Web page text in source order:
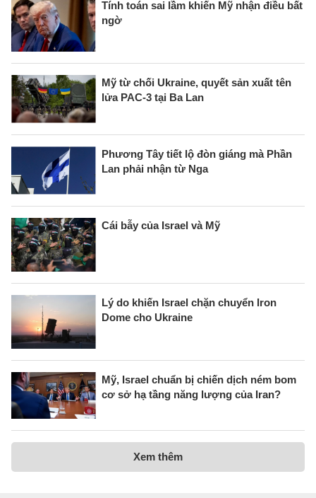
Tính toán sai lầm khiến Mỹ nhận điều bất
ngờ
Mỹ từ chối Ukraine, quyết sản xuất tên
lửa PAC-3 tại Ba Lan
Phương Tây tiết lộ đòn giáng mà Phần
Lan phải nhận từ Nga
Cái bẫy của Israel và Mỹ
Lý do khiến Israel chặn chuyển Iron
Dome cho Ukraine
Mỹ, Israel chuẩn bị chiến dịch ném bom
cơ sở hạ tầng năng lượng của Iran?
Xem thêm